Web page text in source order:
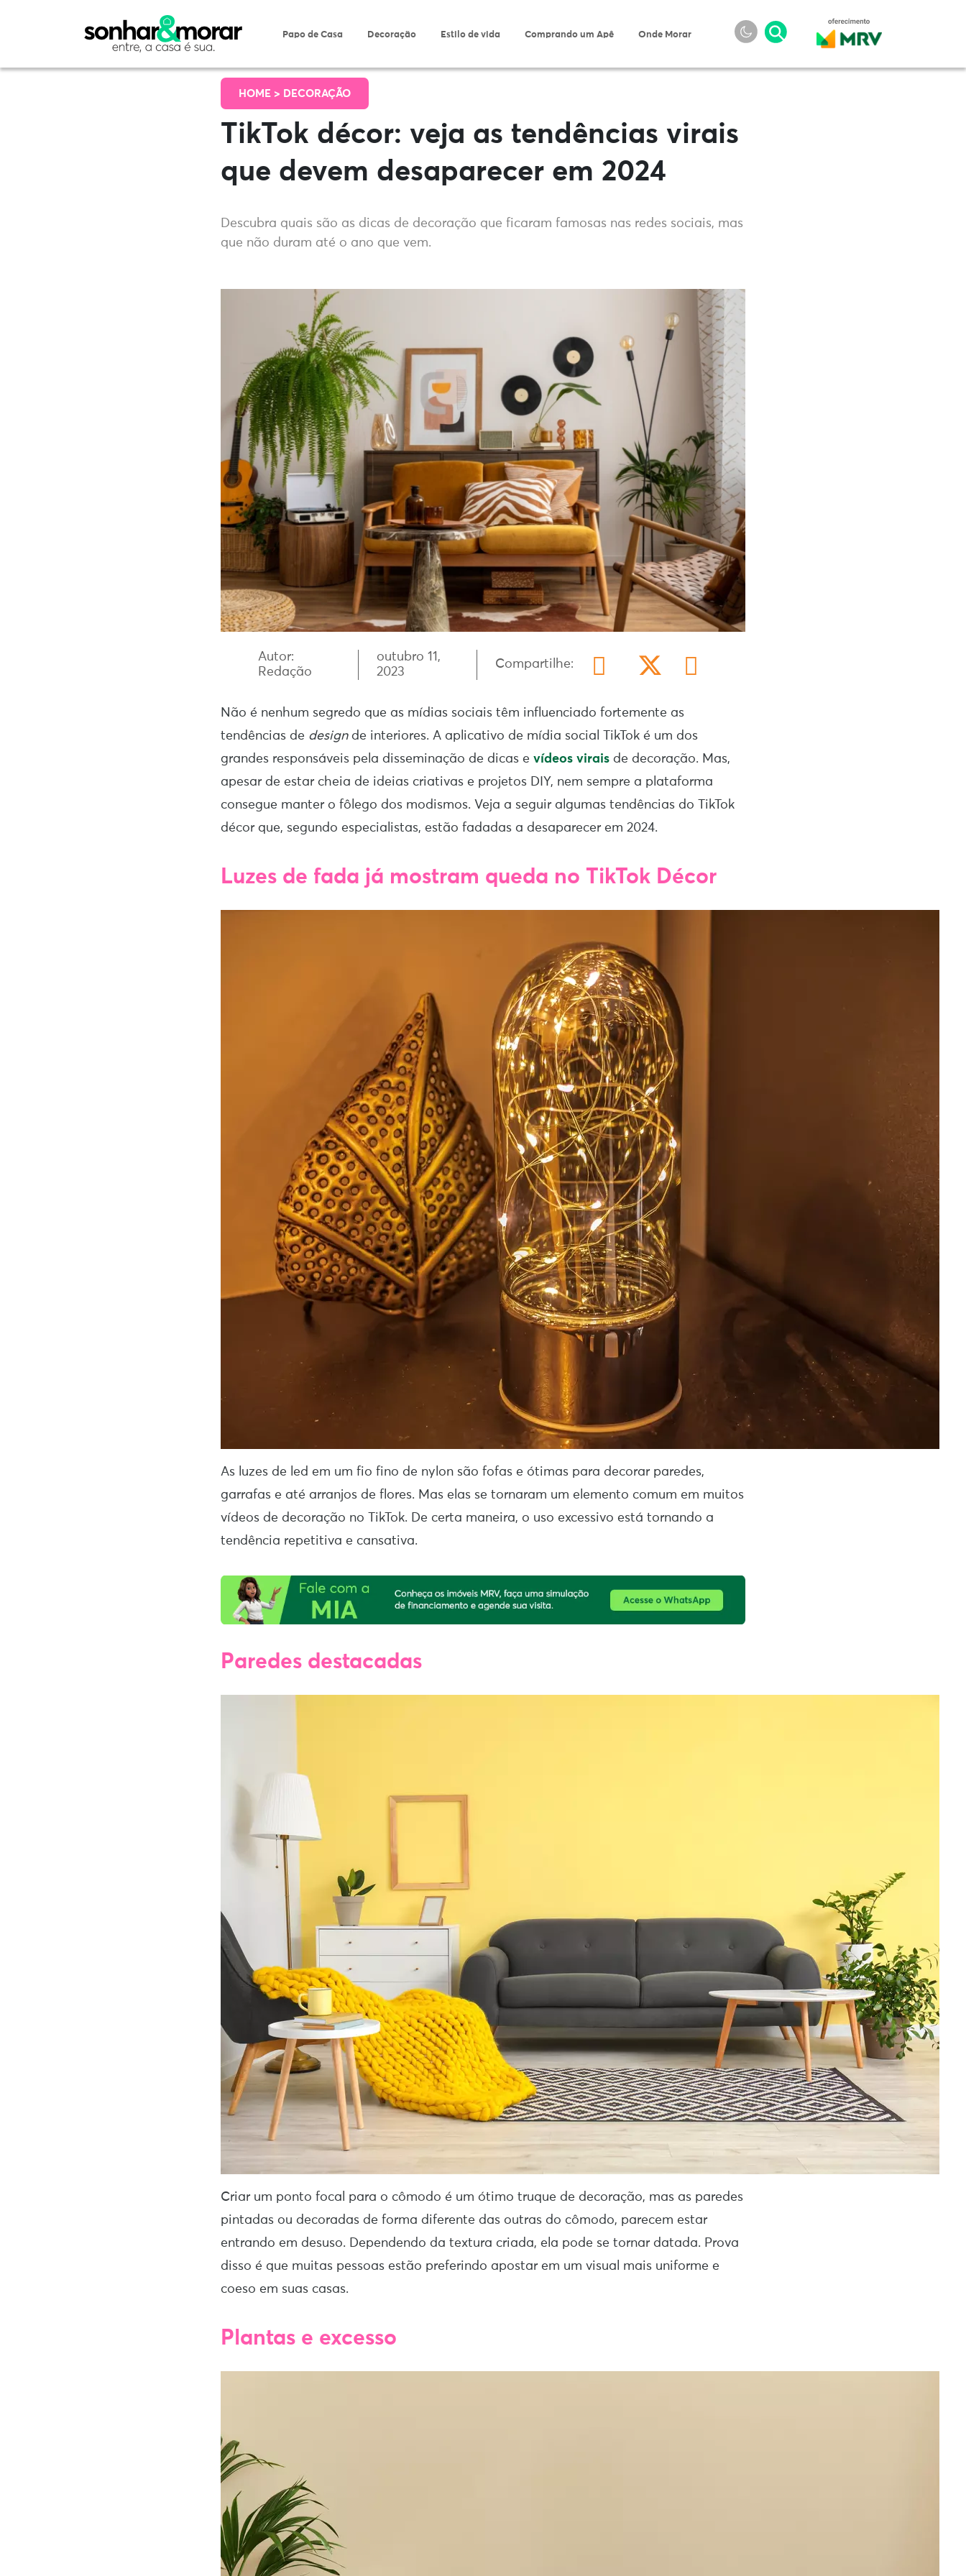
Papo de Casa Decoração Estilo de vida Comprando um Apê Onde Morar
HOME > DECORAÇÃO
TikTok décor: veja as tendências virais
que devem desaparecer em 2024
Descubra quais são as dicas de decoração que ficaram famosas nas redes sociais, mas
que não duram até o ano que vem.
Autor:
Redação
outubro 11,
2023
Compartilhe:
Não é nenhum segredo que as mídias sociais têm influenciado fortemente as
tendências de designde interiores. A aplicativo de mídia social TikTok é um dos
grandes responsáveis pela disseminação de dicas e vídeos virais de decoração. Mas,
apesar de estar cheia de ideias criativas e projetos DIY, nem sempre a plataforma
consegue manter o fôlego dos modismos. Veja a seguir algumas tendências do TikTok
décor que, segundo especialistas, estão fadadas a desaparecer em 2024.
Luzes de fada já mostram queda no TikTok Décor
As luzes de led em um fio fino de nylon são fofas e ótimas para decorar paredes,
garrafas e até arranjos de flores. Mas elas se tornaram um elemento comum em muitos
vídeos de decoração no TikTok. De certa maneira, o uso excessivo está tornando a
tendência repetitiva e cansativa.
Paredes destacadas
Criar um ponto focal para o cômodo é um ótimo truque de decoração, mas as paredes
pintadas ou decoradas de forma diferente das outras do cômodo, parecem estar
entrando em desuso. Dependendo da textura criada, ela pode se tornar datada. Prova
disso é que muitas pessoas estão preferindo apostar em um visual mais uniforme e
coeso em suas casas.
Plantas e excesso